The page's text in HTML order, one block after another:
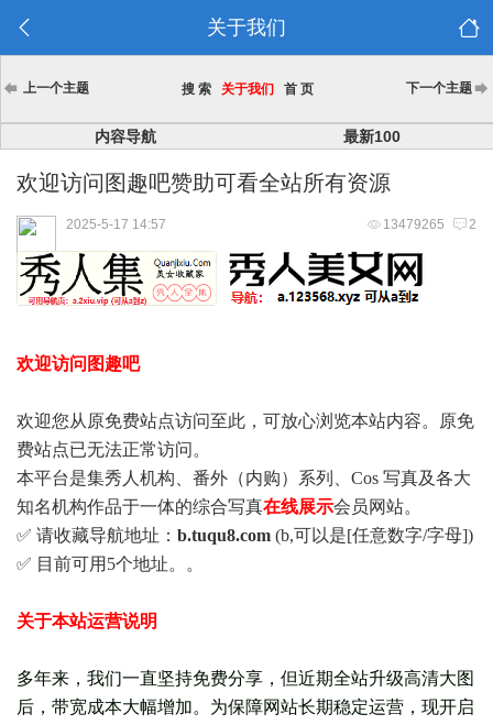
关于我们
上一个主题 搜 索 关于我们 首 页 下一个主题
内容导航 最新100
欢迎访问图趣吧赞助可看全站所有资源
13479265 2
2025-5-17 14:57
欢迎访问图趣吧
欢迎您从原免费站点访问至此，可放心浏览本站内容。原免
费站点已无法正常访问。
本平台是集秀人机构、番外（内购）系列、Cos 写真及各大
知名机构作品于一体的综合写真在线展示会员网站。
✅ 请收藏导航地址： b.tuqu8.com (b,可以是[任意数字/字母])
✅ 目前可用5个地址。。
关于本站运营说明
多年来，我们一直坚持免费分享，但近期全站升级高清大图
后，带宽成本大幅增加。为保障网站长期稳定运营，现开启